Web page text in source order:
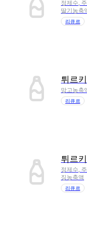
정제수,
딸기농축
리큐르
튀르
망고농축
리큐르
튀르
정제수,
징농축액
리큐르